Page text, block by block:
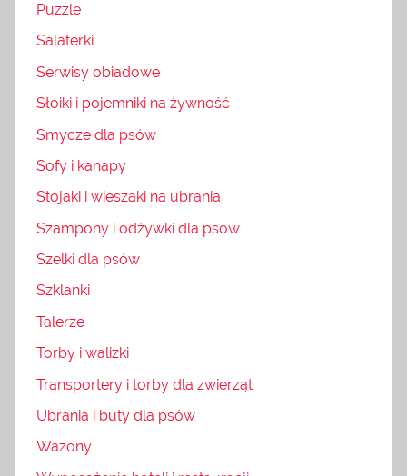
Puzzle
Salaterki
Serwisy obiadowe
Słoiki i pojemniki na żywność
Smycze dla psów
Sofy i kanapy
Stojaki i wieszaki na ubrania
Szampony i odżywki dla psów
Szelki dla psów
Szklanki
Talerze
Torby i walizki
Transportery i torby dla zwierząt
Ubrania i buty dla psów
Wazony